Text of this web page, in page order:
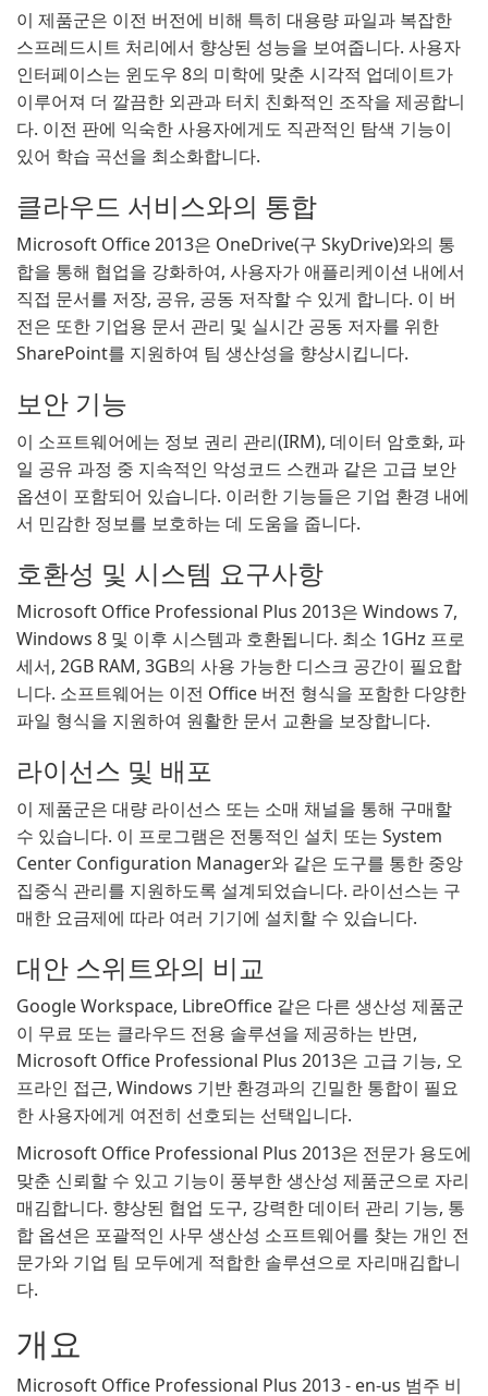
이 제품군은 이전 버전에 비해 특히 대용량 파일과 복잡한
스프레드시트 처리에서 향상된 성능을 보여줍니다. 사용자
인터페이스는 윈도우 8의 미학에 맞춘 시각적 업데이트가
이루어져 더 깔끔한 외관과 터치 친화적인 조작을 제공합니
다. 이전 판에 익숙한 사용자에게도 직관적인 탐색 기능이
있어 학습 곡선을 최소화합니다.
클라우드 서비스와의 통합
Microsoft Office 2013은 OneDrive(구 SkyDrive)와의 통
합을 통해 협업을 강화하여, 사용자가 애플리케이션 내에서
직접 문서를 저장, 공유, 공동 저작할 수 있게 합니다. 이 버
전은 또한 기업용 문서 관리 및 실시간 공동 저자를 위한
SharePoint를 지원하여 팀 생산성을 향상시킵니다.
보안 기능
이 소프트웨어에는 정보 권리 관리(IRM), 데이터 암호화, 파
일 공유 과정 중 지속적인 악성코드 스캔과 같은 고급 보안
옵션이 포함되어 있습니다. 이러한 기능들은 기업 환경 내에
서 민감한 정보를 보호하는 데 도움을 줍니다.
호환성 및 시스템 요구사항
Microsoft Office Professional Plus 2013은 Windows 7,
Windows 8 및 이후 시스템과 호환됩니다. 최소 1GHz 프로
세서, 2GB RAM, 3GB의 사용 가능한 디스크 공간이 필요합
니다. 소프트웨어는 이전 Office 버전 형식을 포함한 다양한
파일 형식을 지원하여 원활한 문서 교환을 보장합니다.
라이선스 및 배포
이 제품군은 대량 라이선스 또는 소매 채널을 통해 구매할
수 있습니다. 이 프로그램은 전통적인 설치 또는 System
Center Configuration Manager와 같은 도구를 통한 중앙
집중식 관리를 지원하도록 설계되었습니다. 라이선스는 구
매한 요금제에 따라 여러 기기에 설치할 수 있습니다.
대안 스위트와의 비교
Google Workspace, LibreOffice 같은 다른 생산성 제품군
이 무료 또는 클라우드 전용 솔루션을 제공하는 반면,
Microsoft Office Professional Plus 2013은 고급 기능, 오
프라인 접근, Windows 기반 환경과의 긴밀한 통합이 필요
한 사용자에게 여전히 선호되는 선택입니다.
Microsoft Office Professional Plus 2013은 전문가 용도에
맞춘 신뢰할 수 있고 기능이 풍부한 생산성 제품군으로 자리
매김합니다. 향상된 협업 도구, 강력한 데이터 관리 기능, 통
합 옵션은 포괄적인 사무 생산성 소프트웨어를 찾는 개인 전
문가와 기업 팀 모두에게 적합한 솔루션으로 자리매김합니
다.
개요
Microsoft Office Professional Plus 2013 - en-us 범주 비